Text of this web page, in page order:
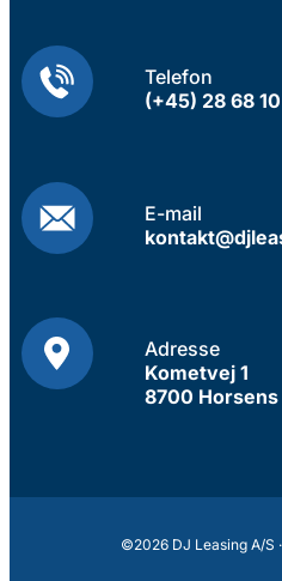
Telefon
(+45) 28 68
E-mail
Adresse
Kometvej 1
8700 Horsens
©2026 DJ Leasing A/S